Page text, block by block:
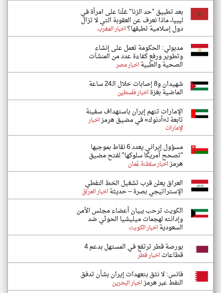
بعد تطبيق "حد الزنا" عَلَنا على امرأة في
ليبيا، ماذا نعرف عن العقوبة التي لا تزال
دول إسلامية تطبقها؟اخبار المغرب
مدبولي: الحكومة تعمل على إنشاء
وتطوير ورفع كفاءة عدد من المنشآت
الصحية والطبيةاخبار مصر
شهيدان و8 إصابات خلال الـ24 ساعة
الماضية بغزةاخبار فلسطين
الإمارات تتهم إيران باستهداف سفينة
تابعة لـ«أدنوك» في مضيق هرمزاخبار
الإمارات
مسؤول إيراني يعدد 6 نقاط بموجبها
"تصحح أمريكا سلوكها" لفتح مضيق
هرمزاخبار سلطنة عُمان
العراق يعلن قرب تشغيل الخط النفطي
الإستراتيجي بصرة – حديثةاخبار العراق
الكويت ترحب ببيان أعضاء مجلس الأمن
وإدانته لهجمات ميليشيا الحوثي ضد
السعوديةاخبار الكويت
بورصة قطر ترتفع في المستهل بدعم 4
قطاعاتاخبار قطر
فانس: لا نثق بتعهدات إيران بشأن تدفق
النفط عبر هرمزاخبار البحرين